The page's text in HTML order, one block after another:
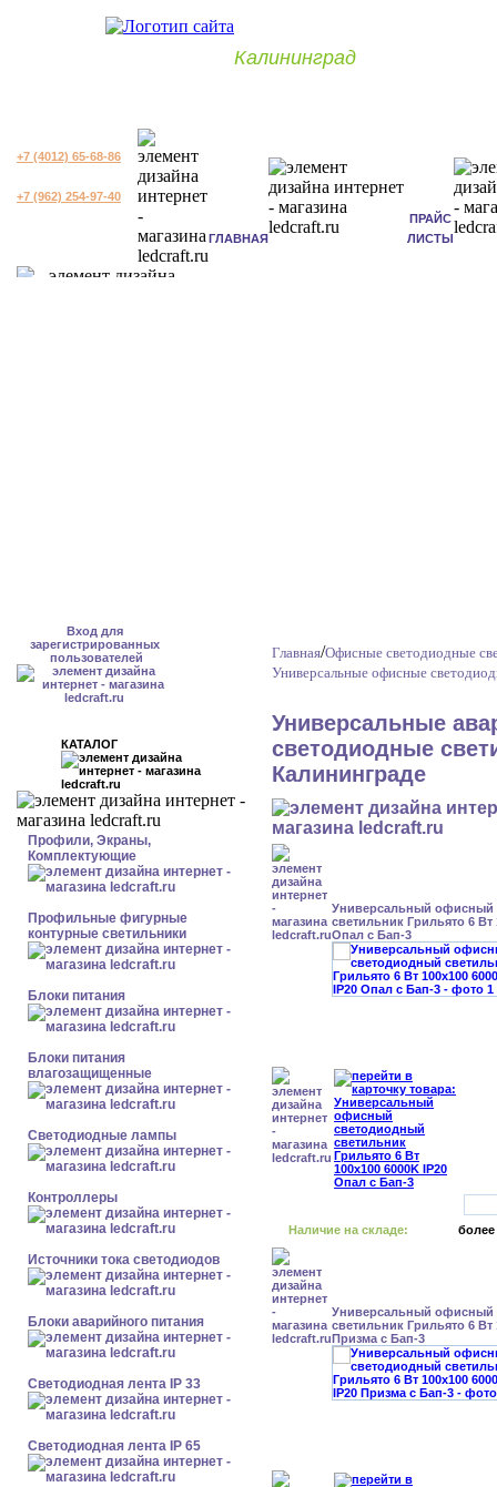
Калининград
+7 (4012) 65-68-86
+7 (962) 254-97-40
ГЛАВНАЯ
ПРАЙС
ЛИСТЫ
Вход для
зарегистрированных
пользователей
КАТАЛОГ
Профили, Экраны,
Комплектующие
Профильные фигурные
контурные светильники
Блоки питания
Блоки питания
влагозащищенные
Светодиодные лампы
Контроллеры
Источники тока светодиодов
Блоки аварийного питания
Светодиодная лента IP 33
Светодиодная лента IP 65
Главная/Офисные светодиодные
Универсальные офисные
Универсальные
светодиодные
Калининграде
Универсальный офисный
светильник Грильято 6 Вт
Опал с Бап-3
Наличие на складе: более
Универсальный офисный
светильник Грильято 6 Вт
Призма с Бап-3